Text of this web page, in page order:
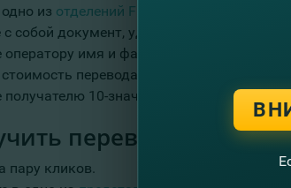
из отделений FinComBank
с собой документ, удостоверяющий вашу
оператору имя и фамилию получателя,
перевода и внесите сумму
получателю 10-значный номер,
перевод?
пару кликов.